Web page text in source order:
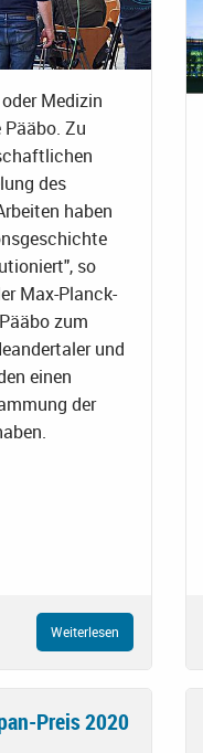
Medizin
Zu
des
haben
so
Max-Planck-
zum
und
einen
der
Weiterlesen
Preis 2020